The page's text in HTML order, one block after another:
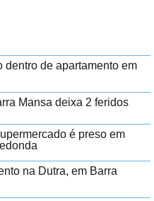
dentro de apartamento em
Mansa deixa 2 feridos
é preso em
na Dutra, em Barra